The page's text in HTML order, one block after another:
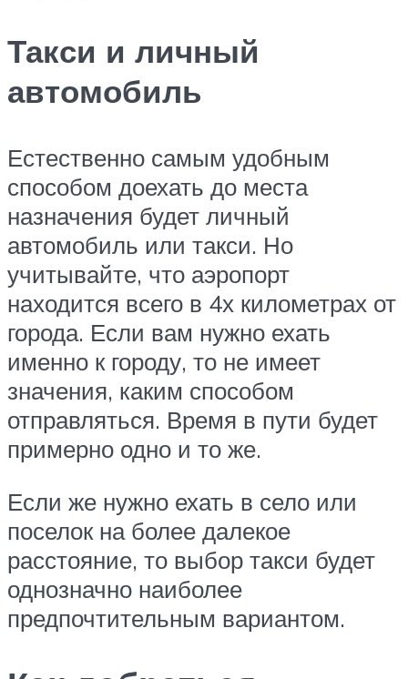
Такси и личный
автомобиль
Естественно самым удобным
способом доехать до места
назначения будет личный
автомобиль или такси. Но
учитывайте, что аэропорт
находится всего в 4х километрах от
города. Если вам нужно ехать
именно к городу, то не имеет
значения, каким способом
отправляться. Время в пути будет
примерно одно и то же.
Если же нужно ехать в село или
поселок на более далекое
расстояние, то выбор такси будет
однозначно наиболее
предпочтительным вариантом.